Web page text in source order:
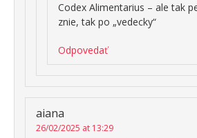
Codex Alimentarius – ale tak
znie, tak po „vedecky“
Odpovedať
aiana
26/02/2025 at 13:29